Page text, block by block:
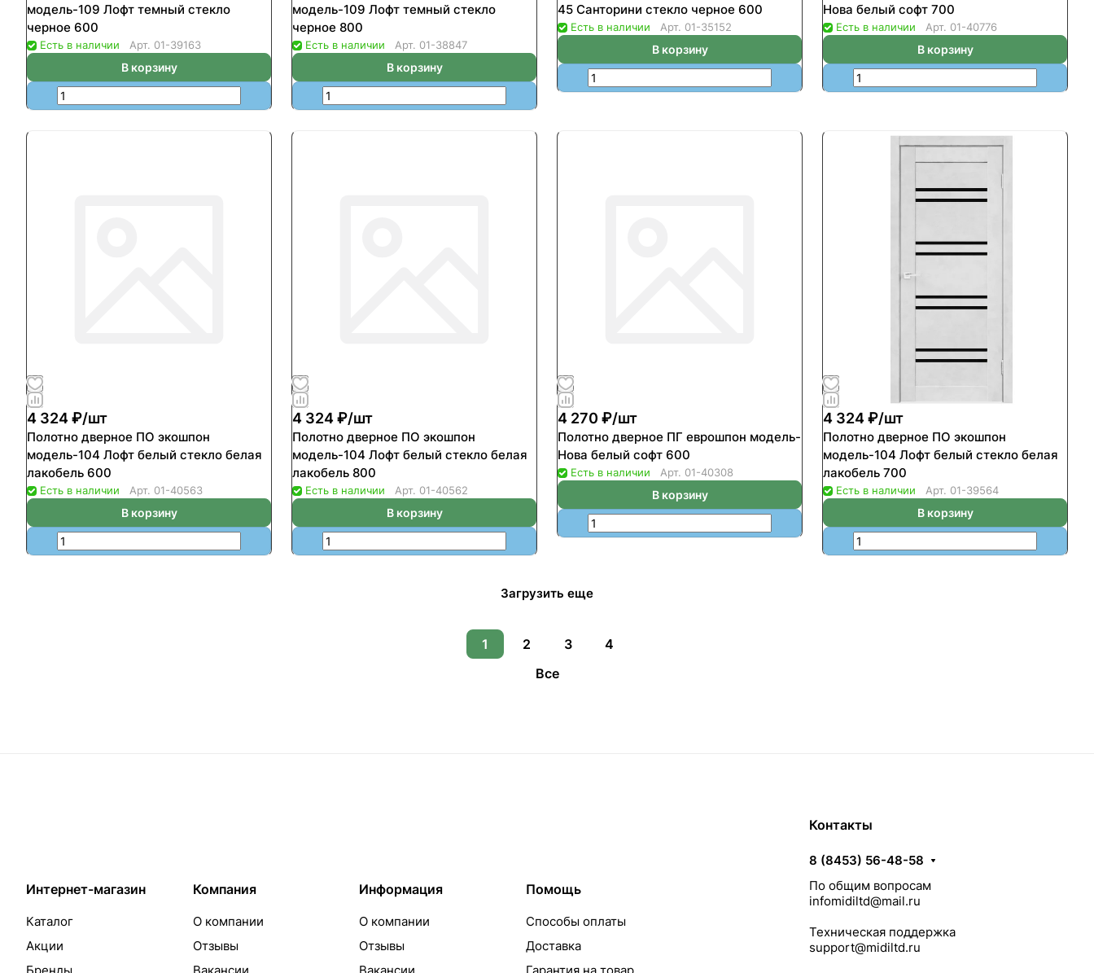
модель-109 Лофт темный стекло
черное 600
Есть в наличии Арт. 01-39163
В корзину
модель-109 Лофт темный стекло
черное 800
Есть в наличии Арт. 01-38847
В корзину
45 Санторини стекло черное 600
Есть в наличии Арт. 01-35152
В корзину
Нова белый софт 700
Есть в наличии Арт. 01-40776
В корзину
4 324 ₽/шт
Полотно дверное ПО экошпон
модель-104 Лофт белый стекло белая
лакобель 600
Есть в наличии Арт. 01-40563
В корзину
4 324 ₽/шт
Полотно дверное ПО экошпон
модель-104 Лофт белый стекло белая
лакобель 800
Есть в наличии Арт. 01-40562
В корзину
4 270 ₽/шт
Полотно дверное ПГ еврошпон модель-
Нова белый софт 600
Есть в наличии Арт. 01-40308
В корзину
4 324 ₽/шт
Полотно дверное ПО экошпон
модель-104 Лофт белый стекло белая
лакобель 700
Есть в наличии Арт. 01-39564
В корзину
Загрузить еще
1 2 3
4
Все
Интернет-магазин
Каталог
Акции
Компания
О компании
Отзывы
Информация
О компании
Отзывы
Помощь
Способы оплаты
Доставка
Контакты
8 (8453) 56-48-58
По общим вопросам
infomidiltd@mail.ru
Техническая поддержка
support@midiltd.ru